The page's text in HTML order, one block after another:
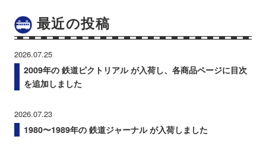
最近の投稿
2026.07.25
2009年の 鉄道ピクトリアル が入荷し、各商品ページに目次
を追加しました
2026.07.23
1980〜1989年の 鉄道ジャーナル が入荷しました